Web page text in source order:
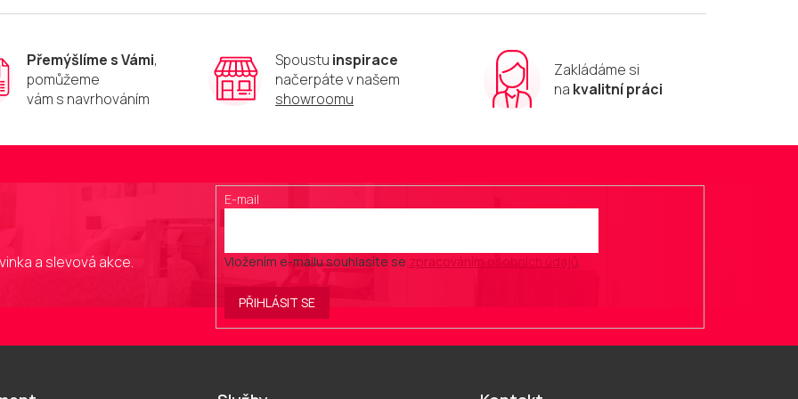
Přemýšlíme s Vámi,
pomůžeme
vám s navrhováním
Spoustu inspirace
načerpáte v našem
showroomu
Zakládáme si
na kvalitní práci
a slevová akce.
E-mail
Vložením e-mailu souhlasíte se zpracováním osobních údajů
PŘIHLÁSIT SE